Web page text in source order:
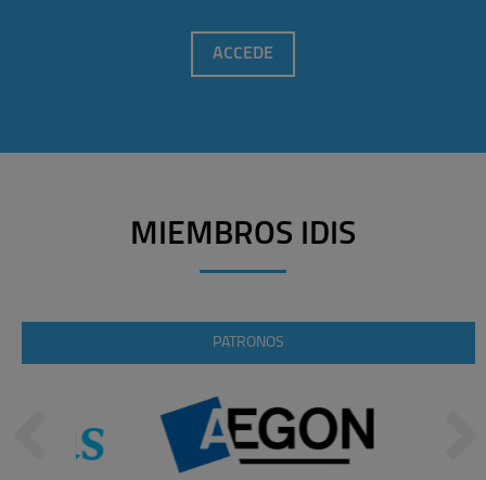
ACCEDE
MIEMBROS IDIS
PATRONOS